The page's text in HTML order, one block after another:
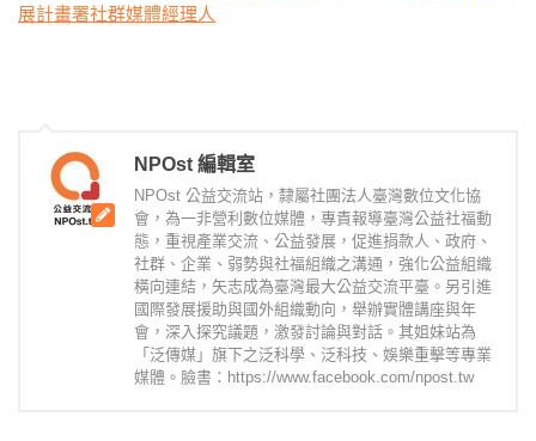
展計畫署社群媒體經理人
NPOst 編輯室
NPOst 公益交流站，隸屬社團法人臺灣數位文化協
會，為一非營利數位媒體，專責報導臺灣公益社福動
態，重視產業交流、公益發展，促進捐款人、政府、
社群、企業、弱勢與社福組織之溝通，強化公益組織
橫向連結，矢志成為臺灣最大公益交流平臺。另引進
國際發展援助與國外組織動向，舉辦實體講座與年
會，深入探究議題，激發討論與對話。其姐妹站為
「泛傳媒」旗下之泛科學、泛科技、娛樂重擊等專業
媒體。臉書：https://www.facebook.com/npost.tw